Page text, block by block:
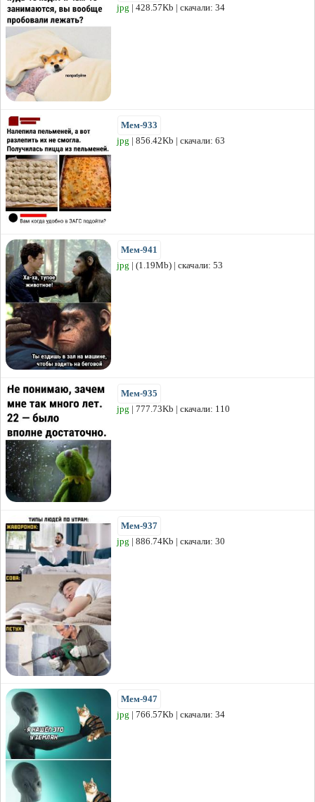
jpg | 428.57Kb | скачали: 34
Мем-933
jpg | 856.42Kb | скачали: 63
Мем-941
jpg | (1.19Mb) | скачали: 53
Мем-935
jpg | 777.73Kb | скачали: 110
Мем-937
jpg | 886.74Kb | скачали: 30
Мем-947
jpg | 766.57Kb | скачали: 34